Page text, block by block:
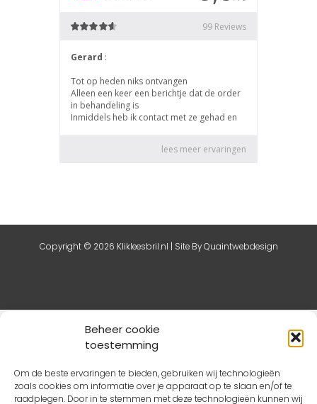
Beheer cookie
toestemming
Om de beste ervaringen te bieden, gebruiken wij technologieën
zoals cookies om informatie over je apparaat op te slaan en/of te
raadplegen. Door in te stemmen met deze technologieën kunnen wij
Copyright © 2026 Klikleesbril.nl | Site ByQuaintwebdesign
De waardering van klikleesbril.nl bij
Klantbeoordelingenis 8.8/10 gebaseerd op 61 reviews.